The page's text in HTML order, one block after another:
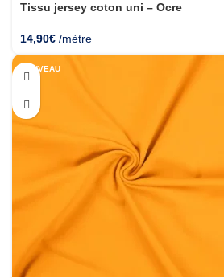
Tissu jersey coton uni – Ocre
14,90€ /mètre
NOUVEAU